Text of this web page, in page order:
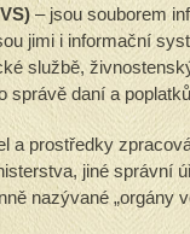
– jsou souborem
jimi i informační
službě,
správě daní a
a prostředky
jiné správní
nazývané „orgány